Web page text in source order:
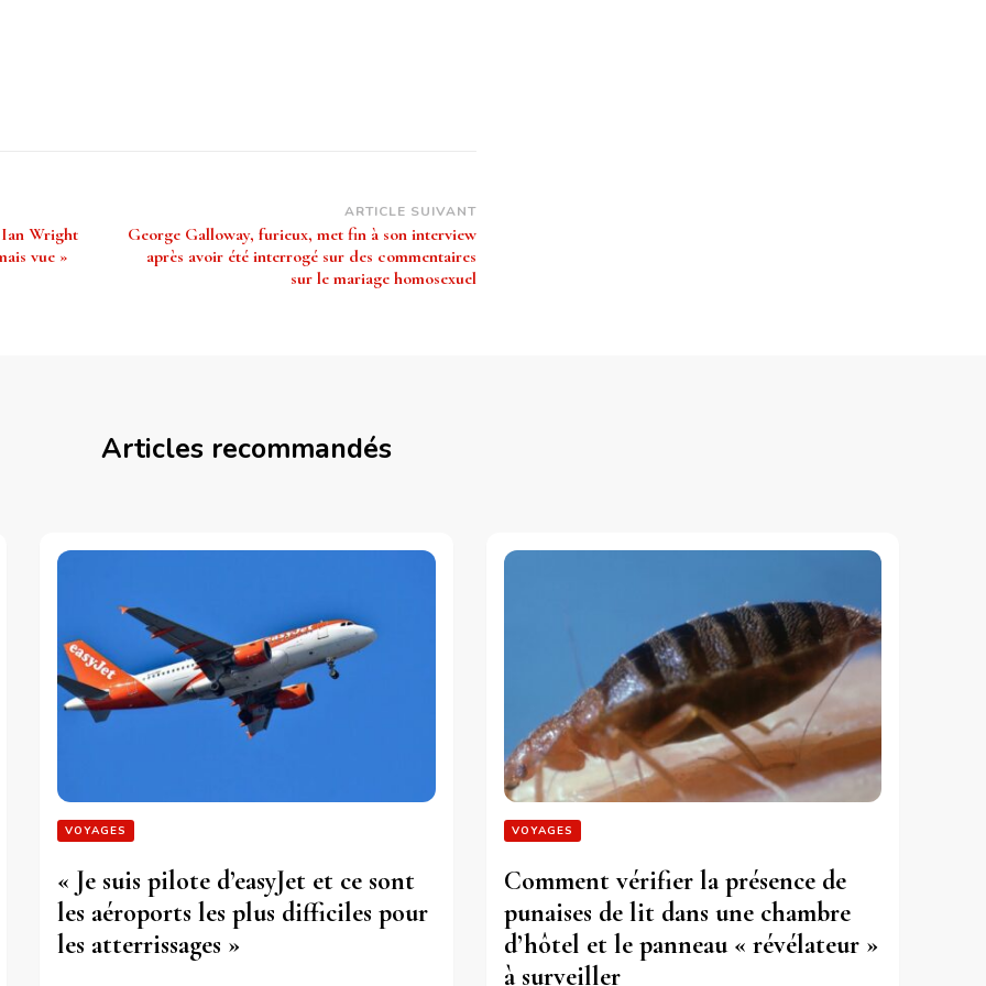
Wright
vue »
ARTICLE SUIVANT
George Galloway, furieux, met fin à son interview
après avoir été interrogé sur des commentaires
sur le mariage homosexuel
Articles recommandés
VOYAGES
« Je suis pilote d’easyJet et ce sont
les aéroports les plus difficiles pour
les atterrissages »
VOYAGES
Comment vérifier la présence de
punaises de lit dans une chambre
d’hôtel et le panneau « révélateur »
à surveiller